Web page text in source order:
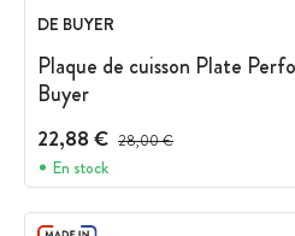
DE BUYER
Plaque de cuisson Plate
Buyer
22,88 € Prix avant réduction :
28,00 €
En stock